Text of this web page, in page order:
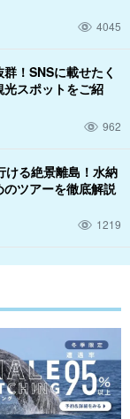
4045
！SNSに載せたく
スポットをご紹
962
ける絶景離島！水納
ツアーを徹底解説
1219